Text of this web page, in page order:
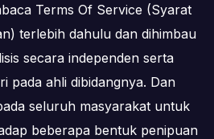
Terms Of Service (Syarat
terlebih dahulu dan dihimbau
secara independen serta
pada ahli dibidangnya. Dan
seluruh masyarakat untuk
beberapa bentuk penipuan